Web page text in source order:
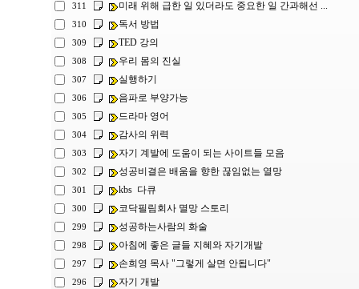
311 미래 위해 급한 일 있더라도 중요한 일 간과해선 ...
310 독서 방법
309 TED 강의
308 우리 몸의 진실
307 실행하기
306 음파로 부양가능
305 드라마 영어
304 감사의 위력
303 자기 계발에 도움이 되는 사이트들 모음
302 성공비결은 배움을 향한 끊임없는 열망
301 kbs 다큐
300 코닥필림회사 멸망 스토리
299 성공하는사람의 화술
298 아침에 좋은 글들 지혜와 자기개발
297 손희영 목사 "그렇게 살면 안됩니다"
296 자기 개발